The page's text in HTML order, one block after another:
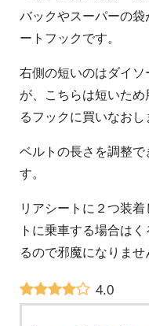
バックやスーパーの
ートフックです。
右側の短いのはダイ
が、こちらは短いた
るフックに買いなおし
ベルトの長さを調整で
す。
リアシートに２つ装
トに乗車する場合は
るので邪魔になりませ
4.0